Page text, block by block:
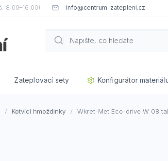
info@centrum-zatepleni.cz
Zateplovací sety Konfigurátor
Kotvící hmoždinky Wkret-Met Eco-drive W 08